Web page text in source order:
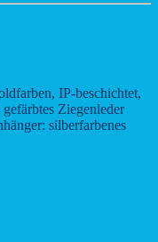
IP-beschichtet,
Ziegenleder
silberfarbenes